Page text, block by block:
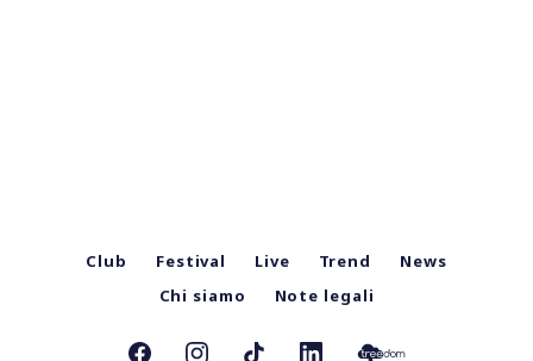
Club Festival Live Trend
News
Chi siamo
Note legali